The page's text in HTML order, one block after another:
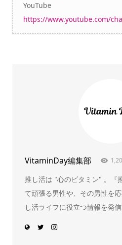
YouTube
https://www.youtube.com/
VitaminDay編集部
推し活は "心のビタミン" 。『
て頑張る男性や、その男性を
し活ライフに役立つ情報を発信